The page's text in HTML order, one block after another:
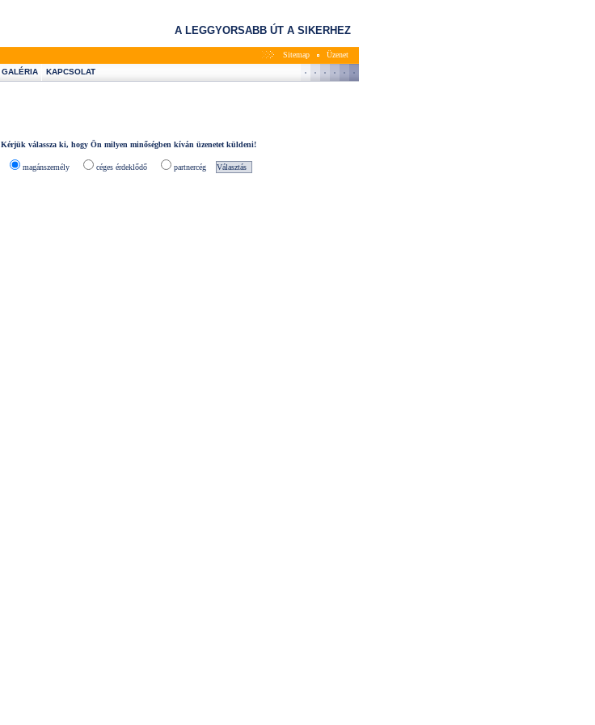
A LEGGYORSABB ÚT A SIKERHEZ
Sitemap
Üzenet
GALÉRIA KAPCSOLAT
Kérjük válassza ki, hogy Ön milyen minőségben kíván üzenetet küldeni!
magánszemély céges érdeklődő partnercég